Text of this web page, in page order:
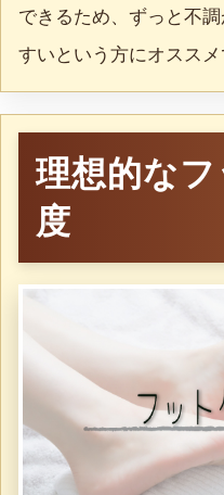
できるため、ずっと不
すいという方にオススメ
理想的な
度